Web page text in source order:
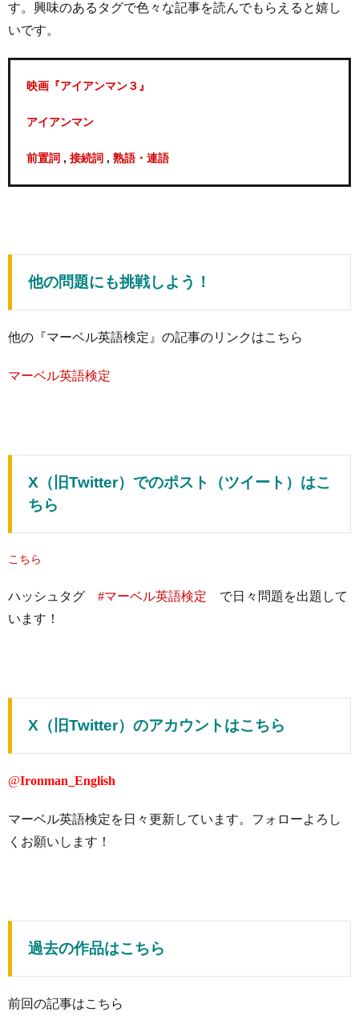
す。興味のあるタグで色々な記事を読んでもらえると嬉し
いです。
映画『アイアンマン３』
アイアンマン
前置詞 , 接続詞 , 熟語・連語
他の問題にも挑戦しよう！
他の『マーベル英語検定』の記事のリンクはこちら
マーベル英語検定
X（旧Twitter）でのポスト（ツイート）はこ
ちら
こちら
ハッシュタグ #マーベル英語検定 で日々問題を出題して
います！
X（旧Twitter）のアカウントはこちら
@Ironman_English
マーベル英語検定を日々更新しています。フォローよろし
くお願いします！
過去の作品はこちら
前回の記事はこちら